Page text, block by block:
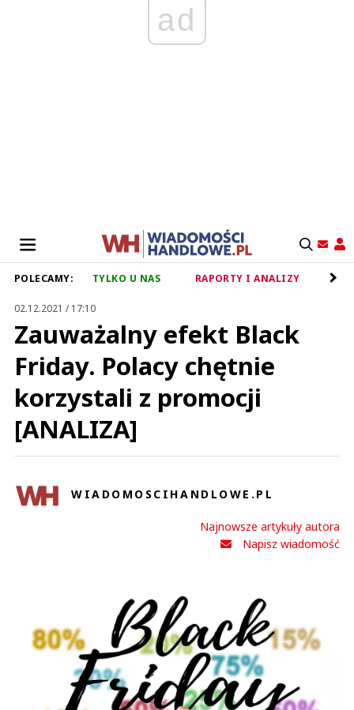
ad
POLECAMY: TYLKO U NAS RAPORTY I ANALIZY
02.12.2021 / 17:10
Zauważalny efekt Black
Friday. Polacy chętnie
korzystali z promocji
[ANALIZA]
WIADOMOSCIHANDLOWE.PL
Najnowsze artykuły autora
Napisz wiadomość